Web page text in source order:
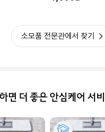
소모품 전문관에서 찾기
면 더 좋은 안심케어 서